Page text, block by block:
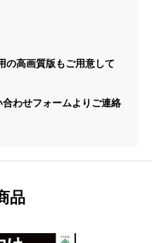
の高画質版もご用意して
わせフォームよりご連絡
品